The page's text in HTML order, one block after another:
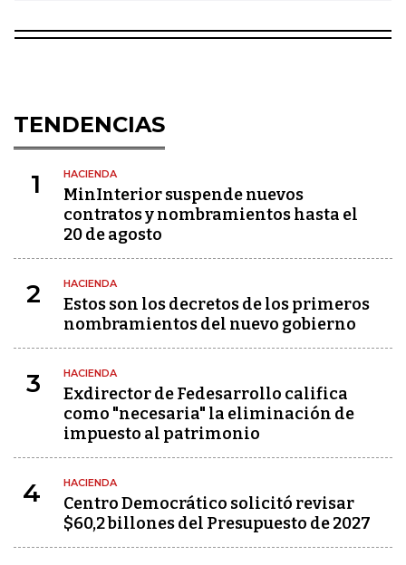
TENDENCIAS
1 HACIENDA
MinInterior suspende nuevos
contratos y nombramientos hasta el
20 de agosto
2 HACIENDA
Estos son los decretos de los primeros
nombramientos del nuevo gobierno
3 HACIENDA
Exdirector de Fedesarrollo califica
como "necesaria" la eliminación de
impuesto al patrimonio
4 HACIENDA
Centro Democrático solicitó revisar
$60,2 billones del Presupuesto de 2027